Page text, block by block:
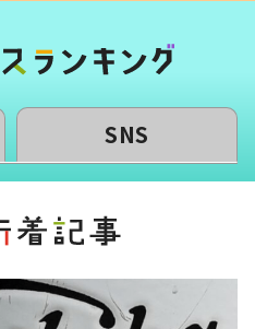
SNS